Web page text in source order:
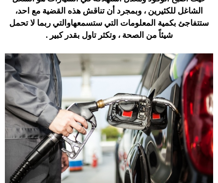
الشاغل للكثيرين ، وبمجرد أن تناقش هذه القضية مع احد،
ستتفاجئ بكمية المعلومات التي ستسمعهاوالتي ربما لا تحمل
شيئاً من الصحة ، وتكثر تاول بقدر كبير .